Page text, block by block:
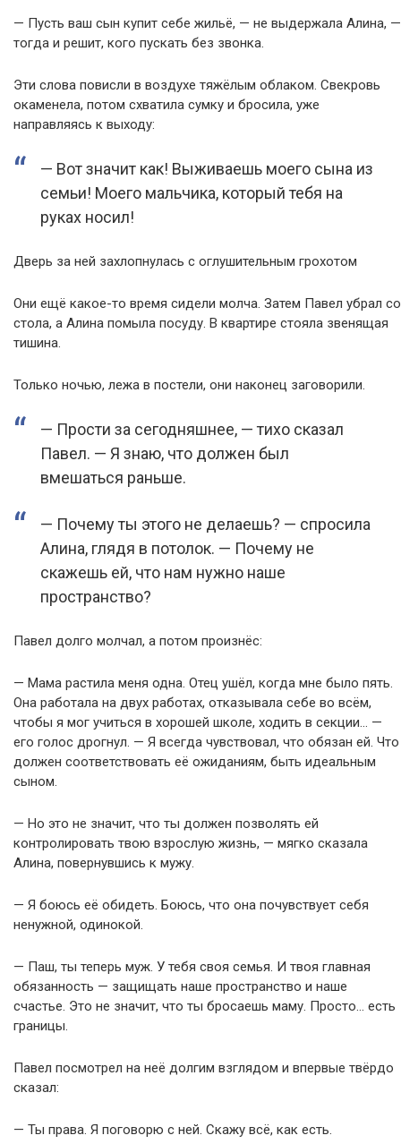
— Пусть ваш сын купит себе жильё, — не выдержала Алина, —
тогда и решит, кого пускать без звонка.
Эти слова повисли в воздухе тяжёлым облаком. Свекровь
окаменела, потом схватила сумку и бросила, уже
направляясь к выходу:
— Вот значит как! Выживаешь моего сына из
семьи! Моего мальчика, который тебя на
руках носил!
Дверь за ней захлопнулась с оглушительным грохотом
Они ещё какое-то время сидели молча. Затем Павел убрал со
стола, а Алина помыла посуду. В квартире стояла звенящая
тишина.
Только ночью, лежа в постели, они наконец заговорили.
— Прости за сегодняшнее, — тихо сказал
Павел. — Я знаю, что должен был
вмешаться раньше.
— Почему ты этого не делаешь? — спросила
Алина, глядя в потолок. — Почему не
скажешь ей, что нам нужно наше
пространство?
Павел долго молчал, а потом произнёс:
— Мама растила меня одна. Отец ушёл, когда мне было пять.
Она работала на двух работах, отказывала себе во всём,
чтобы я мог учиться в хорошей школе, ходить в секции… —
его голос дрогнул. — Я всегда чувствовал, что обязан ей. Что
должен соответствовать её ожиданиям, быть идеальным
сыном.
— Но это не значит, что ты должен позволять ей
контролировать твою взрослую жизнь, — мягко сказала
Алина, повернувшись к мужу.
— Я боюсь её обидеть. Боюсь, что она почувствует себя
ненужной, одинокой.
— Паш, ты теперь муж. У тебя своя семья. И твоя главная
обязанность — защищать наше пространство и наше
счастье. Это не значит, что ты бросаешь маму. Просто… есть
границы.
Павел посмотрел на неё долгим взглядом и впервые твёрдо
сказал:
— Ты права. Я поговорю с ней. Скажу всё, как есть.